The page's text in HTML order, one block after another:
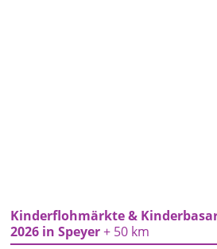
Kinderflohmärkte &
2026 in Speyer+ 50 km